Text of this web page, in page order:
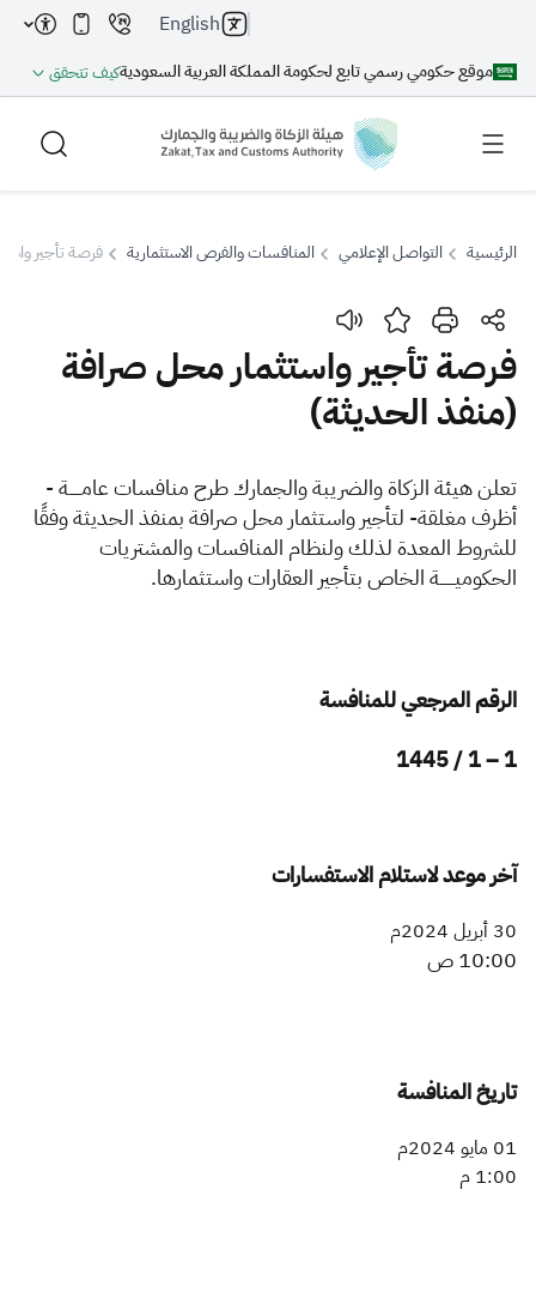
موقع حكومي رسمي تابع لحكومة المملكة العربية السعوديةكيف تتحقق
English
بحث
بحث بحث AI
اقتراحات
الزكاة الجمارك
ضريبة القيمة المضافة
الإقرار الضريبي
التصرفات العقارية
الرئيسية التواصل الإعلامي المنافسات والفرص الاستثمارية فرصة تأجير
فرصة تأجير واستثمار محل صرافة
(منفذ الحديثة)
​​​تعلن هيئة الزكاة والضريبة والجمارك طرح منافسات عامـــــة-
أظرف مغلقة- لتأجير واستثمار محل صرافة بمنفذ الحديثةوفقًا
للشروط المعدة لذلك ولنظام المنافسات والمشتريات
الحكوميــــــةالخاص بتأجير العقارات واستثمارها.
الرقم المرجعي للمنافسة
1 – 1 / 1445
آخر موعد لاستلام الاستفسارات
30 أبريل 2024م​
10:00 ص
تاريخ المنافسة
01 مايو 2024م
1:00 م